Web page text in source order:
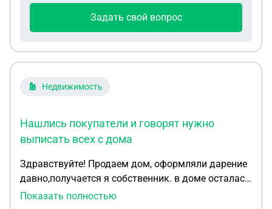
Задать свой вопрос
Недвижимость
Нашлись покупатели и говорят нужно
выписать всех с дома
Здравствуйте! Продаем дом, оформляли дарение
давно,получается я собственник. в доме осталась
прописана бабушка. Нашлись покупатели и
Показать полностью